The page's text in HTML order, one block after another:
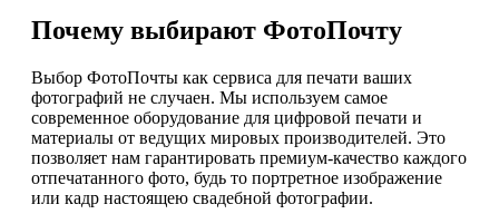
Почему выбирают ФотоПочту
Выбор ФотоПочты как сервиса для печати ваших
фотографий не случаен. Мы используем самое
современное оборудование для цифровой печати и
материалы от ведущих мировых производителей. Это
позволяет нам гарантировать премиум-качество каждого
отпечатанного фото, будь то портретное изображение
или кадр настоящею свадебной фотографии.